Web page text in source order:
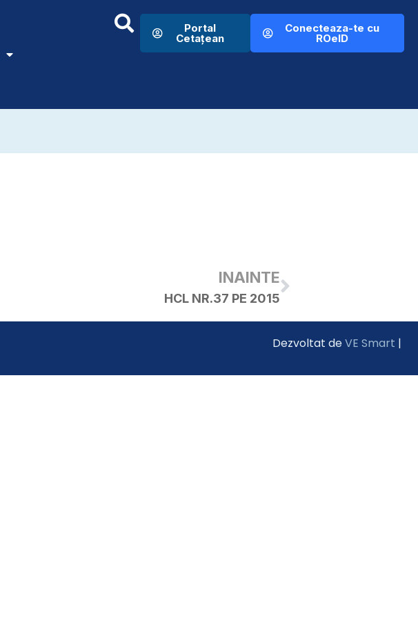
Portal
Cetațean
Conecteaza-te cu
ROeID
INAINTE
HCL NR.37 PE 2015
Dezvoltat deVE Smart |